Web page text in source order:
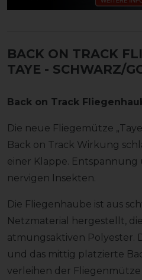
BACK ON TRACK
TAYE - SCHWARZ/
Back on Track
Die neue Fliegemütze
Back on Track Wirkung
einer Klappe.
nervigen Insekten.
Die Fliegenhaube ist aus
Netzmaterial hergestellt,
atmungsaktiven Polyester.
und das mittig platzierte
verleihen der Fliegenmütze